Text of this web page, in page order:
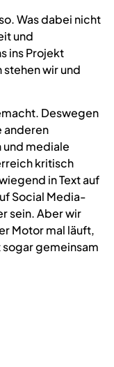
Was dabei nicht
und
ins Projekt
wir und
Deswegen
anderen
und mediale
kritisch
in Text auf
Social Media-
sein. Aber wir
Motor mal läuft,
gemeinsam